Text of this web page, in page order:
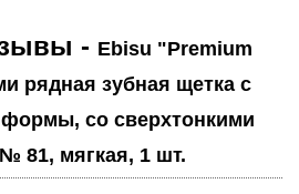
- Ebisu "Premium
рядная зубная щетка с
формы, со сверхтонкими
81, мягкая, 1 шт.